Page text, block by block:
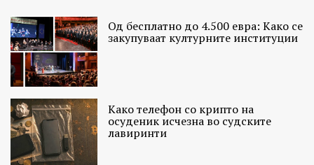
Од бесплатно до 4.500 евра: Како се
закупуваат културните институции
Како телефон со крипто на
осуденик исчезна во судските
лавиринти